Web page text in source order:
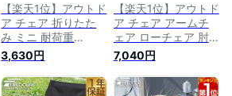
【楽天1位】アウトド
ア チェア 折りたた
み ミニ 耐荷重
100kg キッズ 子供
大人 キャンプ 椅子
軽量 チェア アルミ
3,630円
【楽天1位】アウトド
ア チェア アームチ
ェア ローチェア 肘
付き 肘掛け 折りた
たみ 椅子 軽量 耐荷
重 100kg 30 クラシ
7,040円